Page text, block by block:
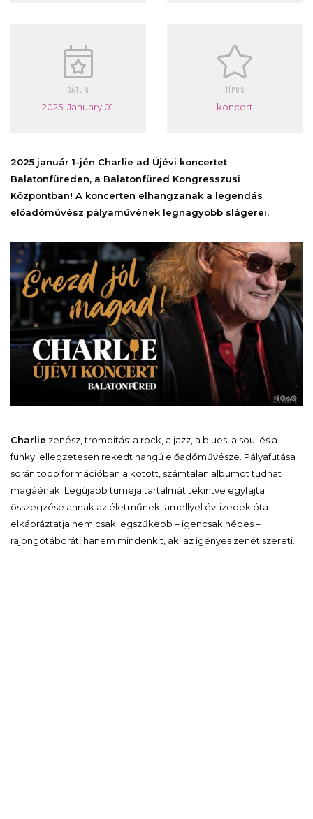
DÁTUM
2025. January 01.
TÍPUS
koncert
2025 január 1-jén Charlie ad Újévi koncertet
Balatonfüreden, a Balatonfüred Kongresszusi
Központban! A koncerten elhangzanak a legendás
előadóművész pályaművének legnagyobb slágerei.
Charlie zenész, trombitás: a rock, a jazz, a blues, a soul és a
funky jellegzetesen rekedt hangú előadóművésze. Pályafutása
során több formációban alkotott, számtalan albumot tudhat
magáénak. Legújabb turnéja tartalmát tekintve egyfajta
összegzése annak az életműnek, amellyel évtizedek óta
elkápráztatja nem csak legszűkebb – igencsak népes –
rajongótáborát, hanem mindenkit, aki az igényes zenét szereti.